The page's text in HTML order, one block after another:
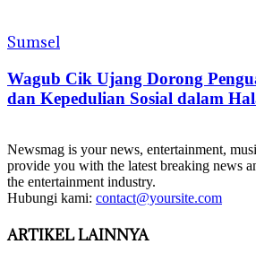
Sumsel
Wagub Cik Ujang Dorong
dan Kepedulian Sosial dalam
Newsmag is your news, entertainment,
provide you with the latest breaking news
the entertainment industry.
Hubungi kami: contact@yoursite.com
ARTIKEL LAINNYA